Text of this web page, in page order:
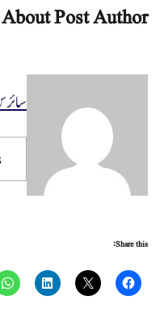
About Post Author
Share this: